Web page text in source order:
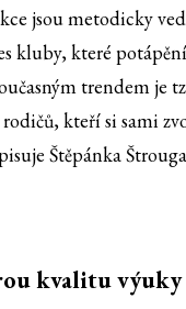
jsou metodicky
kluby, které
trendem
kteří si sami
Štěpánka
kvalitu výuky